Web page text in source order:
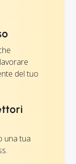
del tuo
una tua